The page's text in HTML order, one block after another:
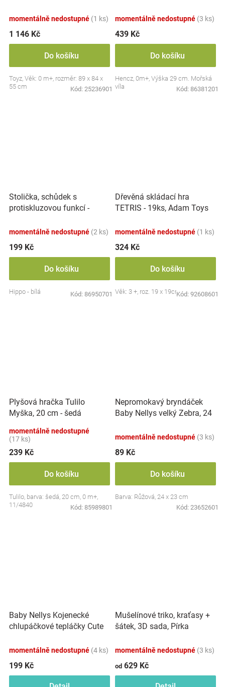
momentálně nedostupné (1 ks)
1 146 Kč
Do košíku
Toyz, Věk: 0 m+, rozměr: 89 x 84 x
55 cm
Kód: 25236901
momentálně nedostupné (3 ks)
439 Kč
Do košíku
Hencz, 0m+, Výška 29 cm. Mořská
víla
Kód: 86381201
Stolička, schůdek s
protiskluzovou funkcí -
momentálně nedostupné (2 ks)
199 Kč
Do košíku
Hippo - bílá Kód: 86950701
Dřevěná skládací hra
TETRIS - 19ks, Adam Toys
momentálně nedostupné (1 ks)
324 Kč
Do košíku
Věk: 3 +, roz. 19 x 19cmKód: 92608601
Plyšová hračka Tulilo
Myška, 20 cm - šedá
momentálně nedostupné
(17 ks)
239 Kč
Do košíku
Tulilo, barva: šedá, 20 cm, 0 m+,
11/4840
Kód: 85989801
Nepromokavý bryndáček
Baby Nellys velký Zebra, 24
momentálně nedostupné (3 ks)
89 Kč
Do košíku
Barva: Růžová, 24 x 23 cm
Kód: 23652601
Baby Nellys Kojenecké
chlupáčkové tepláčky Cute
momentálně nedostupné (4 ks)
199 Kč
Mušelínové triko, kraťasy +
šátek, 3D sada, Pírka
momentálně nedostupné (3 ks)
od 629 Kč